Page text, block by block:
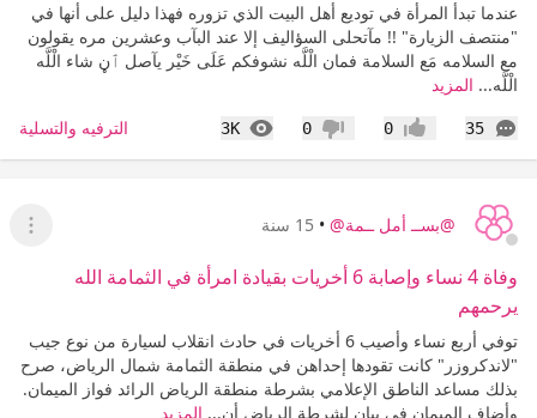
عندما تبدأ المرأة في توديع أهل البيت الذي تزوره فهذا دليل على أنها في
"منتصف الزيارة" !! مآتحلى السؤاليف إلا عند البآب وعشرين مره يقولون
مع السلامه مَع السلامة فمان الْلَّه نشوفكم عَلَى خَيْر يآصل ٱڼ شاء الْلَّه
الْلَّه... المزيد
35
التعليقات إعجاب0 عدم إعجاب
0
3K
المشاهدات الترفيه والتسلية
@بســ أمل ــمة@ • 15 سنة
عرض
وفاة 4 نساء وإصابة 6 أخريات بقيادة امرأة في الثمامة الله
يرحمهم
توفي أربع نساء وأصيب 6 أخريات في حادث انقلاب لسيارة من نوع جيب
"لاندكروزر" كانت تقودها إحداهن في منطقة الثمامة شمال الرياض، صرح
بذلك مساعد الناطق الإعلامي بشرطة منطقة الرياض الرائد فواز الميمان.
وأضاف الميمان في بيان لشرطة الرياض أن... المزيد